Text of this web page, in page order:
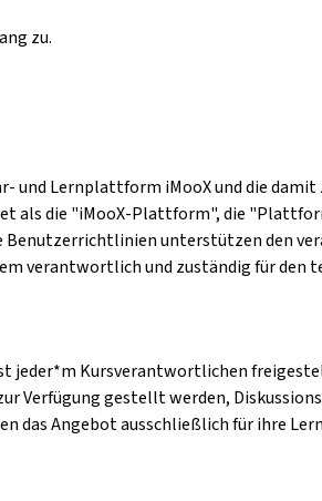
zu.
und Lernplattform iMooX und die
die "iMooX-Plattform", die
Benutzerrichtlinien unterstützen den
verantwortlich und zuständig für den
jeder*m Kursverantwortlichen
Verfügung gestellt werden,
Angebot ausschließlich für ihre